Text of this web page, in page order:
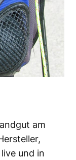
am
und in